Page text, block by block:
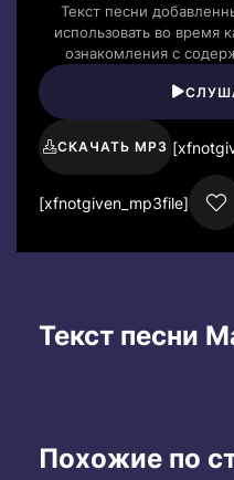
Текст песни
использовать во время
ознакомления с
СКАЧАТЬ MP3
[xfnotgiven_mp3file]
Текст песни
Похожие по